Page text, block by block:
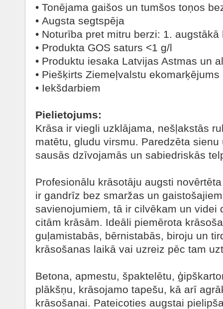
• Tonējama gaišos un tumšos toņos
• Augsta segtspēja
• Noturība pret mitru berzi: 1. augstākā
• Produkta GOS saturs <1 g/l
• Produktu iesaka Latvijas Astmas un
• Piešķirts Ziemeļvalstu
• Iekšdarbiem
Pielietojums:
Krāsa ir viegli uzklājama, nešļakstās
matētu, gludu virsmu. Paredzēta
sausās dzīvojamās un sabiedriskās
Profesionālu krāsotāju augsti
ir gandrīz bez smaržas un
savienojumiem, tā ir cilvēkam un videi
citām krāsām. Ideāli piemērota
guļamistabās, bērnistabās, biroju un
krāsošanas laikā vai uzreiz pēc tam
Betona, apmestu, špaktelētu,
plākšņu, krāsojamo tapešu, kā arī
krāsošanai. Pateicoties augstai